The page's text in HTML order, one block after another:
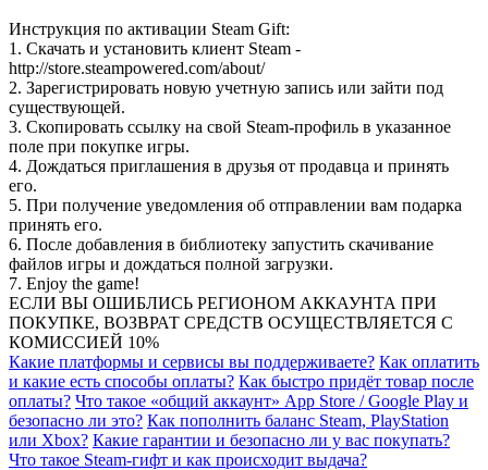
Инструкция по активации Steam Gift:
1. Скачать и установить клиент Steam -
http://store.steampowered.com/about/
2. Зарегистрировать новую учетную запись или зайти под
существующей.
3. Скопировать ссылку на свой Steam-профиль в указанное
поле при покупке игры.
4. Дождаться приглашения в друзья от продавца и принять
его.
5. При получение уведомления об отправлении вам подарка
принять его.
6. После добавления в библиотеку запустить скачивание
файлов игры и дождаться полной загрузки.
7. Enjoy the game!
ЕСЛИ ВЫ ОШИБЛИСЬ РЕГИОНОМ АККАУНТА ПРИ
ПОКУПКЕ, ВОЗВРАТ СРЕДСТВ ОСУЩЕСТВЛЯЕТСЯ С
КОМИССИЕЙ 10%
Какие платформы и сервисы вы поддерживаете? Как оплатить
и какие есть способы оплаты? Как быстро придёт товар после
оплаты? Что такое «общий аккаунт» App Store / Google Play и
безопасно ли это? Как пополнить баланс Steam, PlayStation
или Xbox? Какие гарантии и безопасно ли у вас покупать?
Что такое Steam-гифт и как происходит выдача?